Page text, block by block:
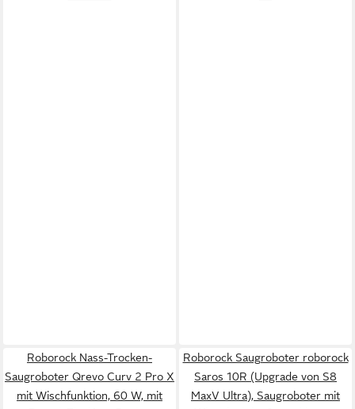
Roborock Nass-Trocken-
Saugroboter Qrevo Curv 2 Pro X
mit Wischfunktion, 60 W, mit
Roborock Saugroboter roborock
Saros 10R (Upgrade von S8
MaxV Ultra), Saugroboter mit